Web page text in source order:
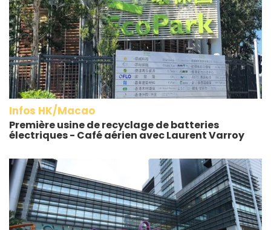
Infos HK/Macao
Première usine de recyclage de batteries
électriques - Café aérien avec Laurent Varroy